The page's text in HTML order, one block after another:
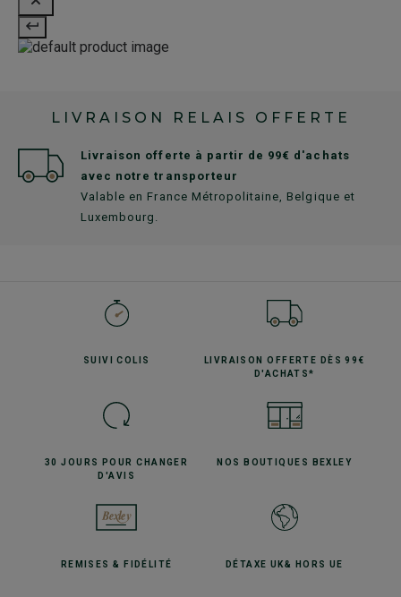
LIVRAISON RELAIS OFFERTE
Livraison offerte à partir de 99€ d'achats
avec notre transporteur
Valable en France Métropolitaine, Belgique et
Luxembourg.
SUIVICOLIS LIVRAISON OFFERTE
DÈS 99€
D'ACHATS*
30 JOURS POURCHANGER
D'AVIS
NOS BOUTIQUES BEXLEY
REMISES& FIDÉLITÉ DÉTAXE UK& HORS UE